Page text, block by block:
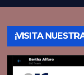
¡VISITA